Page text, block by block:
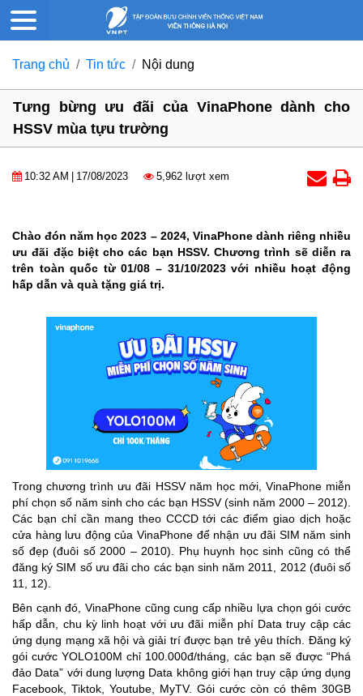
Trang chủ Tin tức Nội dung
Tưng bừng ưu đãi của VinaPhone dành cho
HSSV mùa tựu trường
10:32 AM 17/08/2023 5,962 lượt xem
Chào đón năm học 2023 – 2024, VinaPhone dành riêng nhiều
ưu đãi đặc biệt cho các bạn HSSV. Chương trình sẽ diễn ra
trên toàn quốc từ 01/08 – 31/10/2023 với nhiều hoạt động
hấp dẫn và quà tặng giá trị.
Trong chương trình ưu đãi HSSV năm học mới, VinaPhone miễn
phí chọn số năm sinh cho các bạn HSSV (sinh năm 2000 – 2012).
Các bạn chỉ cần mang theo CCCD tới các điểm giao dịch hoặc
cửa hàng lưu động của VinaPhone để nhận ưu đãi SIM năm sinh
số đẹp (đuôi số 2000 – 2010). Phụ huynh học sinh cũng có thể
đăng ký SIM số ưu đãi cho các bạn sinh năm 2011, 2012 (đuôi số
11, 12).
Bên cạnh đó, VinaPhone cũng cung cấp nhiều lựa chọn gói cước
hấp dẫn, chu kỳ linh hoạt với ưu đãi miễn phí Data truy cập các
ứng dụng mạng xã hội và giải trí được bạn trẻ yêu thích. Đăng ký
gói cước YOLO100M chỉ 100.000đ/tháng, các bạn sẽ được “Phá
đảo Data” với dung lượng Data không giới hạn truy cập ứng dụng
Facebook, Tiktok, Youtube, MyTV. Gói cước còn có thêm 30GB